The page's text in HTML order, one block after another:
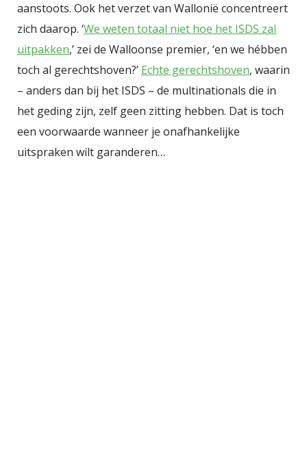
aanstoots. Ook het verzet van Wallonië concentreert
zich daarop. ‘We weten totaal niet hoe het ISDS zal
uitpakken,’ zei de Walloonse premier, ‘en we hébben
toch al gerechtshoven?’ Echte gerechtshoven, waarin
– anders dan bij het ISDS – de multinationals die in
het geding zijn, zelf geen zitting hebben. Dat is toch
een voorwaarde wanneer je onafhankelijke
uitspraken wilt garanderen…